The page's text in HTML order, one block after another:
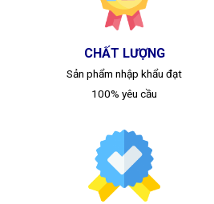
CHẤT LƯỢNG
Sản phẩm nhập khẩu đạt
100% yêu cầu